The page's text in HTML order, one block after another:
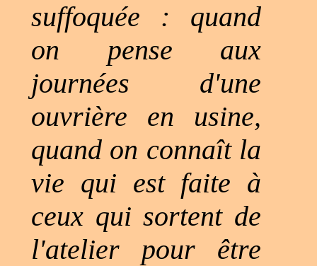
suffoquée : quand
on pense aux
journées d'une
ouvrière en usine,
quand on connaît la
vie qui est faite à
ceux qui sortent de
l'atelier pour être